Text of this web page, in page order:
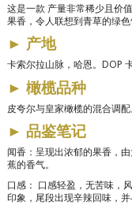
这是一款 产量非常稀少且价
果香，令人联想到青草的绿色
► 产地
卡索尔拉山脉，哈恩。DOP
► 橄榄品种
皮夸尔与皇家橄榄的混合调配
► 品鉴笔记
闻香：呈现出浓郁的果香，
蕉的香气。
口感： 口感轻盈，无苦味，
印象，尾段出现辛辣回味，